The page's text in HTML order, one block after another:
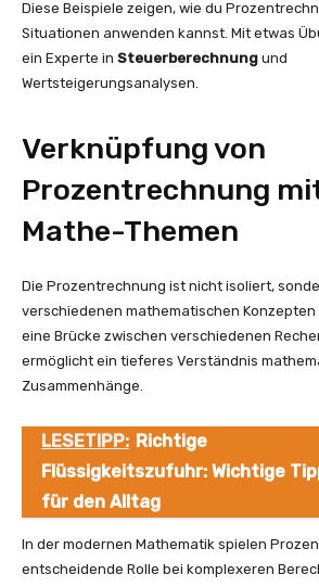
Diese Beispiele zeigen, wie du
Situationen anwenden kannst. Mit etwas
ein Experte in Steuerberechnung und
Wertsteigerungsanalysen.
Verknüpfung von
Prozentrechnung
Mathe-Themen
Die Prozentrechnung ist nicht isoliert,
verschiedenen mathematischen
eine Brücke zwischen verschiedenen
ermöglicht ein tieferes Verständnis
Zusammenhänge.
LESETIPP: Richtige
Flüssigkeitszufuhr: Wichtige
für den Alltag
In der modernen Mathematik spielen
entscheidende Rolle bei komplexeren